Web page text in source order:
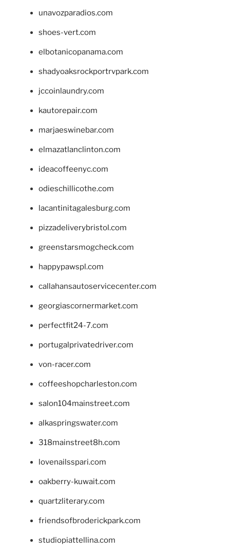
unavozparadios.com
shoes-vert.com
elbotanicopanama.com
shadyoaksrockportrvpark.com
jccoinlaundry.com
kautorepair.com
marjaeswinebar.com
elmazatlanclinton.com
ideacoffeenyc.com
odieschillicothe.com
lacantinitagalesburg.com
pizzadeliverybristol.com
greenstarsmogcheck.com
happypawspl.com
callahansautoservicecenter.com
georgiascornermarket.com
perfectfit24-7.com
portugalprivatedriver.com
von-racer.com
coffeeshopcharleston.com
salon104mainstreet.com
alkaspringswater.com
318mainstreet8h.com
lovenailsspari.com
oakberry-kuwait.com
quartzliterary.com
friendsofbroderickpark.com
studiopiattellina.com